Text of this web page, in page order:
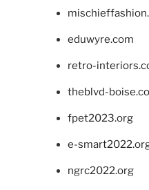
eduwyre.com
retro-
theblvd-
fpet2023.org
e-
ngrc2022.org